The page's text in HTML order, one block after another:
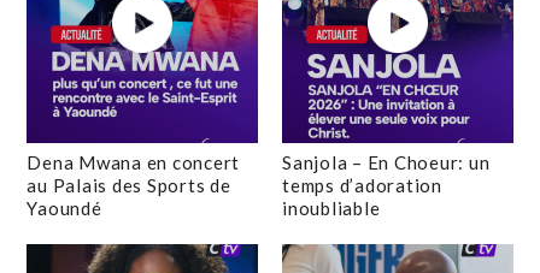
Dena Mwana en concert
au Palais des Sports de
Yaoundé
Sanjola – En Choeur: un
temps d’adoration
inoubliable